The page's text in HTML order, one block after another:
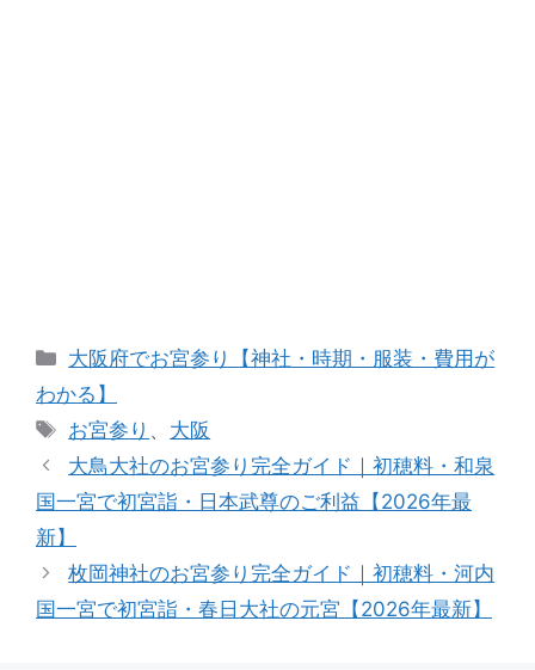
カ
テ
リ
ー
大阪府でお宮参り【神社・時期・服装・費用が
わかる】
タ
グ
お宮参り 、 大阪
大鳥大社のお宮参り完全ガイド｜初穂料・和泉
国一宮で初宮詣・日本武尊のご利益【2026年最
新】
枚岡神社のお宮参り完全ガイド｜初穂料・河内
国一宮で初宮詣・春日大社の元宮【2026年最新】